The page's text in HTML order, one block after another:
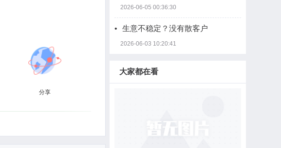
分享
2026-06-05 00:36:30
• 生意不稳定？没有散客户
2026-06-03 10:20:41
大家都在看